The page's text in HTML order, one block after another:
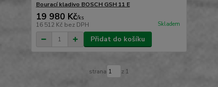
Bourací kladivo BOSCH GSH 11 E
19 980 Kč/ks
16 512 Kč bez DPH Skladem
Přidat do košíku
strana z 1